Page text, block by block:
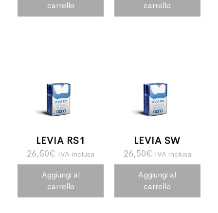
carrello
carrello
LEVIA RS1
26,50€ IVA inclusa
Aggiungi al
carrello
LEVIA SW
26,50€ IVA inclusa
Aggiungi al
carrello